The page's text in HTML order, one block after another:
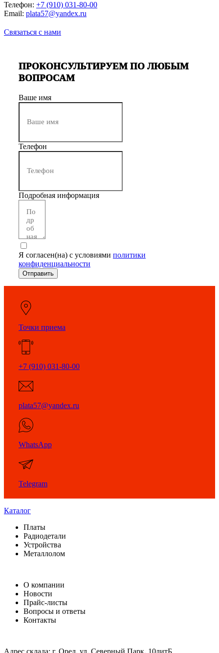
Телефон: +7 (910) 031-80-00
Email: plata57@yandex.ru
Связаться с нами
ПРОКОНСУЛЬТИРУЕМ ПО ЛЮБЫМ
ВОПРОСАМ
Ваше имя
Телефон
Подробная информация
Я согласен(на) с условиями политики
конфиденциальности
Отправить
Точки приема
+7 (910) 031-80-00
plata57@yandex.ru
WhatsApp
Telegram
Каталог
Платы
Радиодетали
Устройства
Металлолом
О компании
Новости
Прайс-листы
Вопросы и ответы
Контакты
Адрес склада: г. Орел, ул. Северный Парк, 10литБ